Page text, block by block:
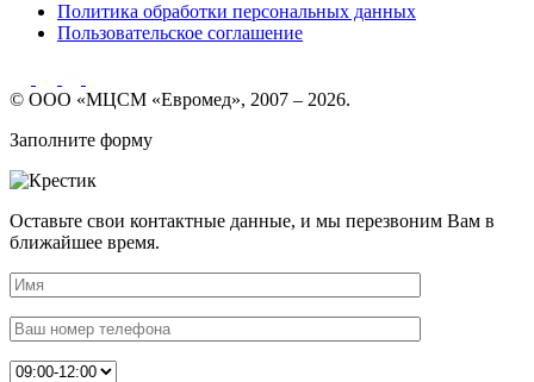
Политика обработки персональных данных
Пользовательское соглашение
© ООО «МЦСМ «Евромед», 2007 – 2026.
Заполните форму
Оставьте свои контактные данные, и мы перезвоним Вам в
ближайшее время.